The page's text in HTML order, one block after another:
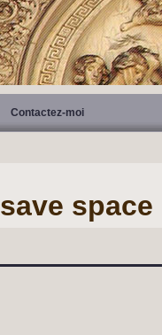
Contactez-moi
space